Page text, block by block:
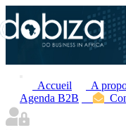
Accueil A
Agenda B2B